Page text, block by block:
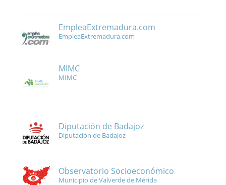
EmpleaExtremadura.com
EmpleaExtremadura.com
MIMC
MIMC
Diputación de Badajoz
Diputación de Badajoz
Observatorio Socioeconómico
Municipio de Valverde de Mérida